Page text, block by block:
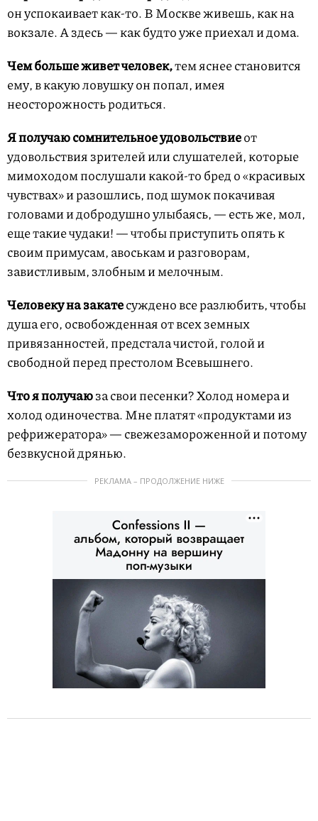
он успокаивает как-то. В Москве живешь, как на
вокзале. А здесь — как будто уже приехал и дома.
Чем больше живет человек,тем яснее становится
ему, в какую ловушку он попал, имея
неосторожность родиться.
Я получаю сомнительное удовольствиеот
удовольствия зрителей или слушателей, которые
мимоходом послушали какой-то бред о «красивых
чувствах» и разошлись, под шумок покачивая
головами и добродушно улыбаясь, — есть же, мол,
еще такие чудаки! — чтобы приступить опять к
своим примусам, авоськам и разговорам,
завистливым, злобным и мелочным.
Человеку на закатесуждено все разлюбить, чтобы
душа его, освобожденная от всех земных
привязанностей, предстала чистой, голой и
свободной перед престолом Всевышнего.
Что я получаюза свои песенки? Холод номера и
холод одиночества. Мне платят «продуктами из
рефрижератора» — свежезамороженной и потому
безвкусной дрянью.
РЕКЛАМА – ПРОДОЛЖЕНИЕ НИЖЕ